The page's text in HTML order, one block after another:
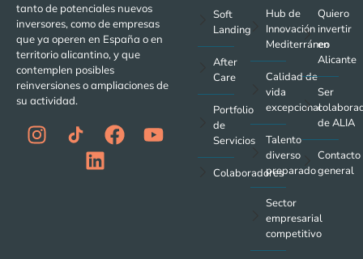
tanto de potenciales nuevos
inversores, como de empresas
que ya operen en España o en
territorio alicantino, y que
contemplen posibles
reinversiones o ampliaciones de
su actividad.
Soft
Landing
After
Care
Portfolio
de
Servicios
Colaboradores
Hub de
Innovación
Mediterráneo
Calidad de
vida
excepcional
Talento
diverso
preparado
Sector
empresarial
competitivo
Quiero
invertir
en
Alicante
Ser
de ALIA
Contacto
general